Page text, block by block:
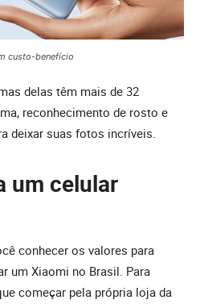
custo-benefício
delas têm mais de 32
reconhecimento de rosto e
deixar suas fotos incríveis.
um celular
conhecer os valores para
um Xiaomi no Brasil. Para
começar pela própria loja da